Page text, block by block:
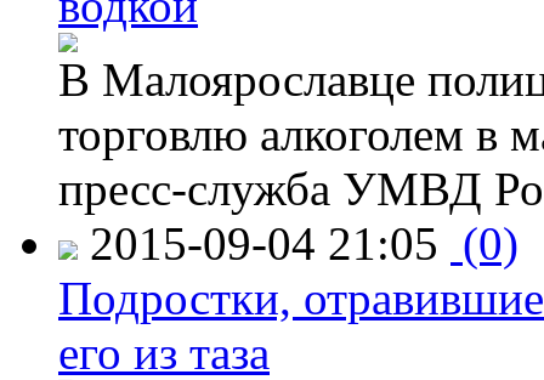
В Малоярославце
торговлю алкоголем в
пресс-служба УМВД
2015-09-04 21:05 (0)
Подростки,
его из таза